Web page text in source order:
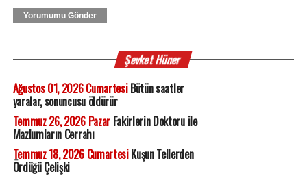
Yorumumu Gönder
Şevket Hüner
Ağustos 01, 2026 CumartesiBütün saatler
yaralar, sonuncusu öldürür
Temmuz 26, 2026 PazarFakirlerin Doktoru ile
Mazlumların Cerrahı
Temmuz 18, 2026 CumartesiKuşun Tellerden
Ördüğü Çelişki